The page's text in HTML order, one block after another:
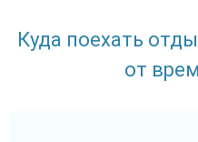
Куда поехать
от